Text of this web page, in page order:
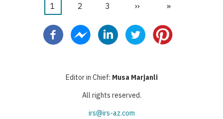
Paginazione
Pagina
1 Pagina
2 Pagina
3
Pagina
››
Ultima
»
Editor in Chief: Musa Marjanli
All rights reserved.
irs@irs-az.com